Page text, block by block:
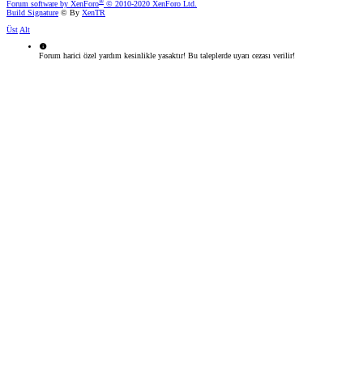
Forum software by XenForo
© 2010-2020 XenForo Ltd.
Build Signature © By XenTR
ÜstAlt
Forum harici özel yardım kesinlikle yasaktır! Bu taleplerde uyarı cezası verilir!